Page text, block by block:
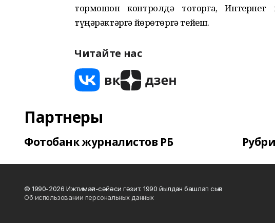
тормошон контролдә тоторға,
түңәрәктәргә йөрөтөргә тейеш.
Читайте нас
Партнеры
Фотобанк журналистов РБ
© 1990-2026 Ижтимағи-сәйәси гәзит. 1990 йылдан башлап сыға
Об использовании персональных данных